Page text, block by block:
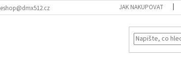
eshop@dmx512.cz JAK NAKUPOVAT